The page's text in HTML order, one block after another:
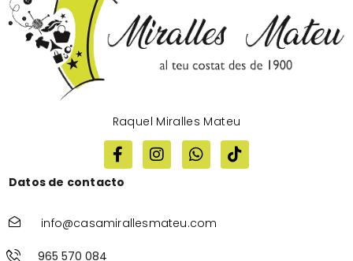
Raquel Miralles Mateu
Datos de contacto
info@casamirallesmateu.com
965 570 084